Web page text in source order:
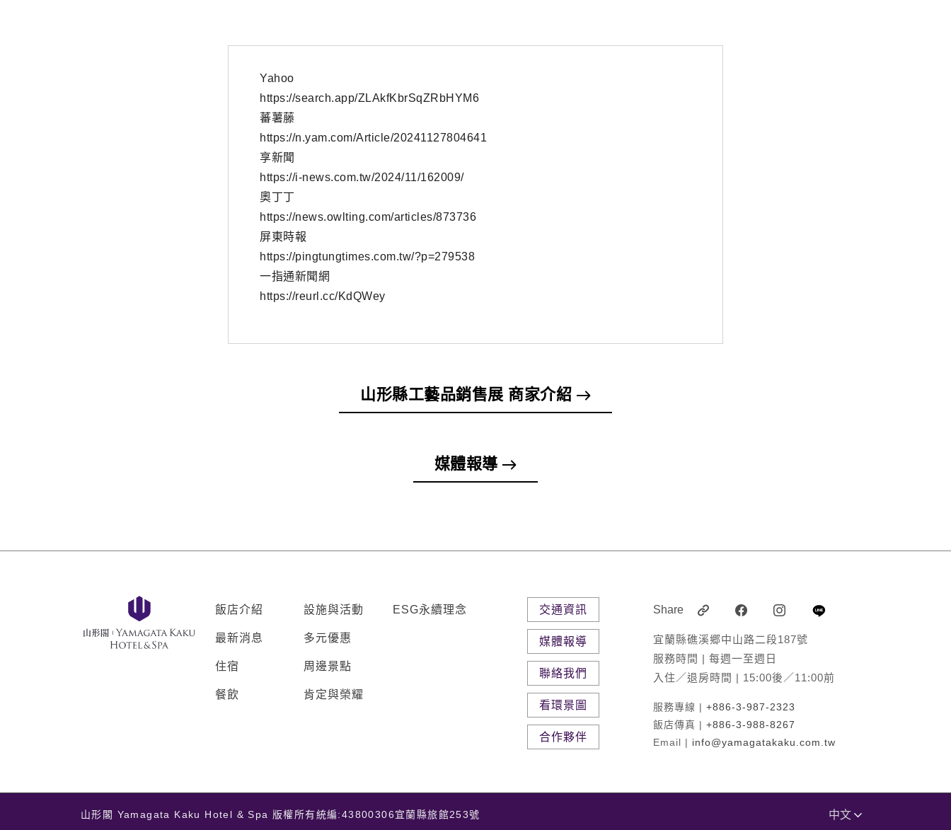
Yahoo
https://search.app/ZLAkfKbrSqZRbHYM6
蕃薯藤
https://n.yam.com/Article/20241127804641
享新聞
https://i-news.com.tw/2024/11/162009/
奧丁丁
https://news.owlting.com/articles/873736
屏東時報
https://pingtungtimes.com.tw/?p=279538
一指通新聞網
https://reurl.cc/KdQWey
山形縣工藝品銷售展 商家介紹
媒體報導
飯店介紹
最新消息
住宿
餐飲
設施與活動
多元優惠
周邊景點
肯定與榮耀
ESG永續理念 交通資訊
媒體報導
聯絡我們
看環景圖
合作夥伴
Share
宜蘭縣礁溪郷中山路二段187號
服務時間 | 每週一至週日
入住／退房時間 | 15:00後／11:00前
服務專線 | +886-3-987-2323
飯店傳真 | +886-3-988-8267
Email | info@yamagatakaku.com.tw
山形閣 Yamagata Kaku Hotel & Spa 版權所有統編:43800306宜蘭縣旅館253號 中文